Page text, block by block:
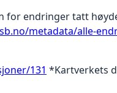
for endringer tatt
metadata/alle-
131 *Kartverkets